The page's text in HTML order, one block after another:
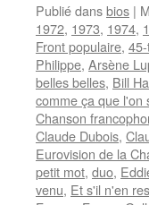
Publié dansbios |
1972, 1973, 1974,
Front populaire,
Philippe, Arsène
belles belles, Bill
comme ça que l'on
Chanson
Claude Dubois,
Eurovision de la
petit mot, duo,
venu, Et s'il n'en